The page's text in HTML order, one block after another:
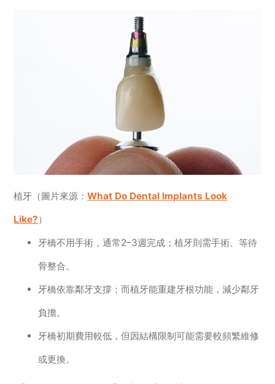
植牙（圖片來源：What Do Dental Implants Look
Like?）
牙橋不用手術，通常2–3週完成；植牙則需手術、等待
骨整合。
牙橋依靠鄰牙支撐；而植牙能重建牙根功能，減少鄰牙
負擔。
牙橋初期費用較低，但因結構限制可能需要較頻繁維修
或更換。